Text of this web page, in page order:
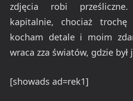
zdjęcia robi
kapitalnie, chociaż
kocham detale i moim
wraca zza światów, gdzie był
[showads ad=rek1]